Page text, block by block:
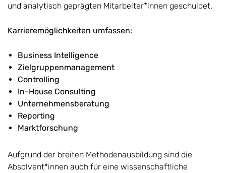
und analytisch geprägten Mitarbeiter*innen geschuldet.
Karrieremöglichkeiten umfassen:
Business Intelligence
Zielgruppenmanagement
Controlling
In-House Consulting
Unternehmensberatung
Reporting
Marktforschung
Aufgrund der breiten Methodenausbildung sind die
Absolvent*innen auch für eine wissenschaftliche